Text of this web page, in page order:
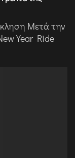
Μετά την
Year Ride